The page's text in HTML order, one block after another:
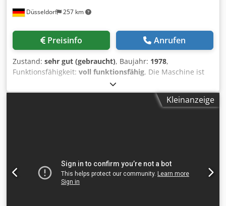
Düsseldorf 257 km
Preisinfo Anrufen
Zustand: sehr gut (gebraucht), Baujahr: 1978,
Funktionsfähigkeit: voll funktionsfähig, Die Maschine ist
gerade angekommen und wird in Kürze gereinigt. Crjdpfx
Adjyh Ndwewef Umlaufdurchmesser über Bett: 400 mm
Spitzenweite: 1.000 mm Spindelbohrung: 50 mmKleinanzeige